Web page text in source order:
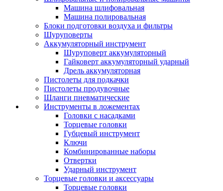
Машина шлифовальная
Машина полировальная
Блоки подготовки воздуха и фильтры
Шуруповерты
Аккумуляторный инструмент
Шуруповерт аккумуляторный
Гайковерт аккумуляторный ударный
Дрель аккумуляторная
Пистолеты для подкачки
Пистолеты продувочные
Шланги пневматические
Инструменты в ложементах
Головки с насадками
Торцевые головки
Губцевый инструмент
Ключи
Комбинированные наборы
Отвертки
Ударный инструмент
Торцевые головки и аксессуары
Торцевые головки